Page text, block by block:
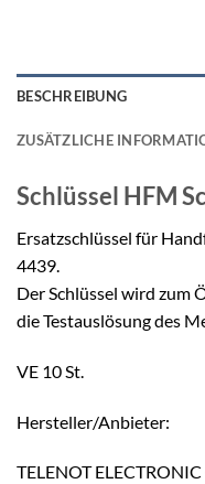
BESCHREIBUNG
ZUSÄTZLICHE
Schlüssel HFM
Ersatzschlüssel für
4439.
Der Schlüssel wird zum
die Testauslösung des
VE 10 St.
Hersteller/Anbieter:
TELENOT